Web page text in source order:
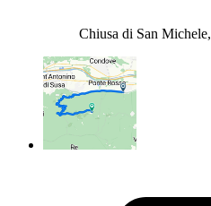
Chiusa di San